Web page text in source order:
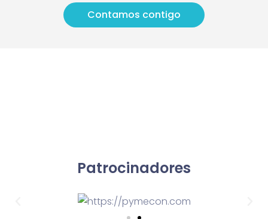
Contamos contigo
Patrocinadores